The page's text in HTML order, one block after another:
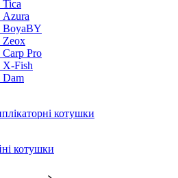
BoyaBY
Zeox
Pro
Fish
котушки
котушки